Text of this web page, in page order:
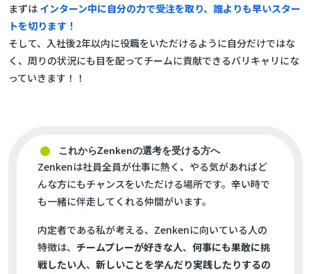
まずは インターン中に自分の力で受注を取り、誰よりも早いスター
トを切ります！
そして、入社後2年以内に役職をいただけるように自分だけではな
く、周りの状況にも目を配ってチームに貢献できるバリキャリにな
っていきます！！
これからZenkenの選考を受ける方へ
Zenkenは社員全員が仕事に熱く、やる気があればど
んな方にもチャンスをいただける場所です。辛い時で
も一緒に伴走してくれる仲間がいます。
内定者である私が考える、Zenkenに向いている人の
特徴は、 チームプレーが好きな人、 何事にも果敢に挑
戦したい人、 新しいことを学んだり実践したりするの